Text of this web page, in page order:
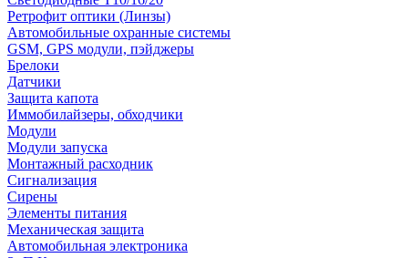
Ретрофит оптики (Линзы)
Автомобильные охранные системы
GSM, GPS модули, пэйджеры
Брелоки
Датчики
Защита капота
Иммобилайзеры, обходчики
Модули
Модули запуска
Монтажный расходник
Сигнализация
Сирены
Элементы питания
Механическая защита
Автомобильная электроника